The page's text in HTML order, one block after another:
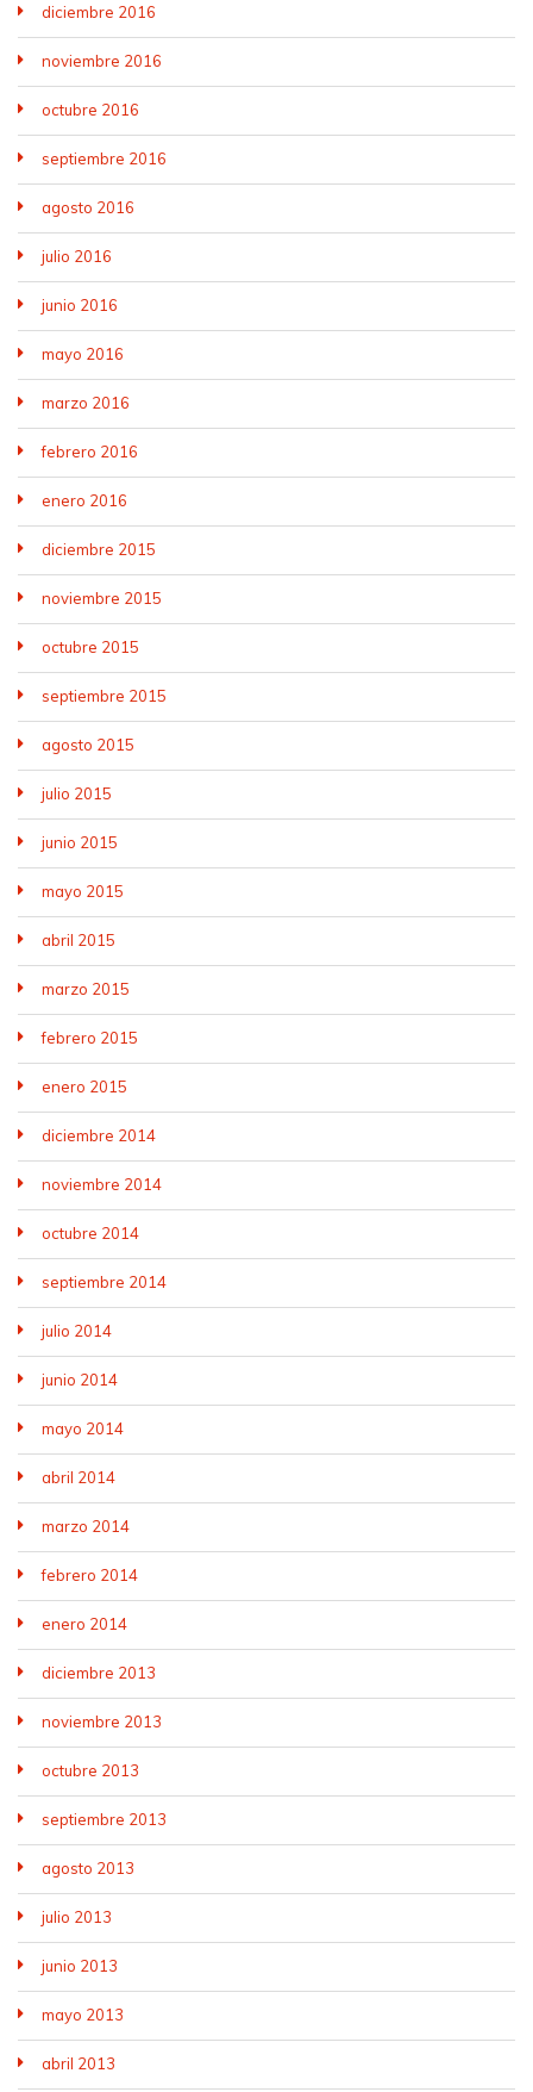
diciembre 2016
noviembre 2016
octubre 2016
septiembre 2016
agosto 2016
julio 2016
junio 2016
mayo 2016
marzo 2016
febrero 2016
enero 2016
diciembre 2015
noviembre 2015
octubre 2015
septiembre 2015
agosto 2015
julio 2015
junio 2015
mayo 2015
abril 2015
marzo 2015
febrero 2015
enero 2015
diciembre 2014
noviembre 2014
octubre 2014
septiembre 2014
julio 2014
junio 2014
mayo 2014
abril 2014
marzo 2014
febrero 2014
enero 2014
diciembre 2013
noviembre 2013
octubre 2013
septiembre 2013
agosto 2013
julio 2013
junio 2013
mayo 2013
abril 2013